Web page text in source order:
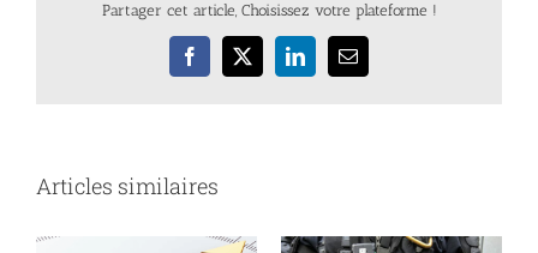
Partager cet article, Choisissez votre plateforme !
Facebook
X LinkedInEmail
Articles similaires